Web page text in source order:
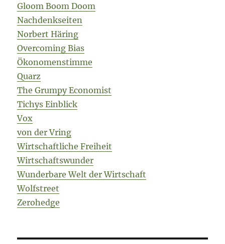
Gloom Boom Doom
Nachdenkseiten
Norbert Häring
Overcoming Bias
Ökonomenstimme
Quarz
The Grumpy Economist
Tichys Einblick
Vox
von der Vring
Wirtschaftliche Freiheit
Wirtschaftswunder
Wunderbare Welt der Wirtschaft
Wolfstreet
Zerohedge